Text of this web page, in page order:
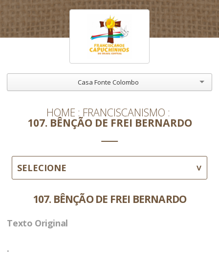
Casa Fonte Colombo
HOME FRANCISCANISMO
107. BÊNÇÃO DE FREI BERNARDO
SELECIONE
107. BÊNÇÃO DE FREI BERNARDO
Texto Original
.